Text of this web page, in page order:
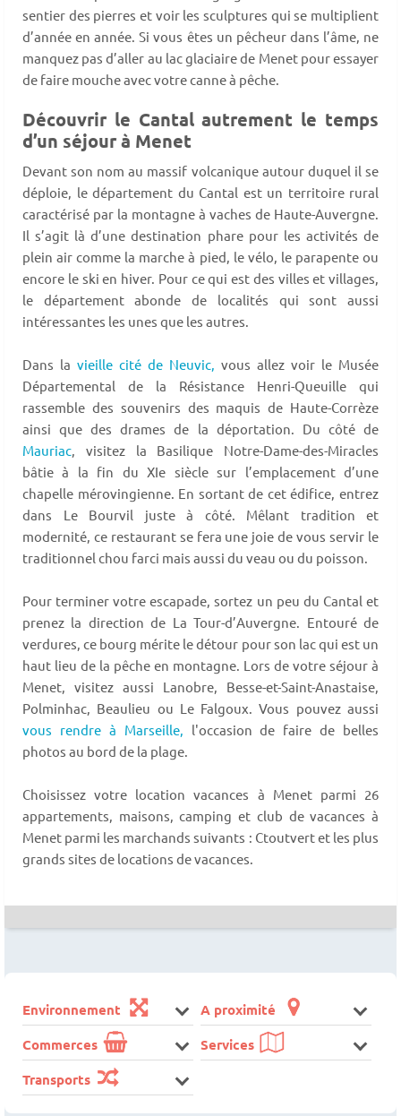
sentier des pierres et voir les sculptures qui se multiplient
d’année en année. Si vous êtes un pêcheur dans l’âme, ne
manquez pas d’aller au lac glaciaire de Menet pour essayer
de faire mouche avec votre canne à pêche.
Découvrir le Cantal autrement le temps
d’un séjour à Menet
Devant son nom au massif volcanique autour duquel il se
déploie, le département du Cantal est un territoire rural
caractérisé par la montagne à vaches de Haute-Auvergne.
Il s’agit là d’une destination phare pour les activités de
plein air comme la marche à pied, le vélo, le parapente ou
encore le ski en hiver. Pour ce qui est des villes et villages,
le département abonde de localités qui sont aussi
intéressantes les unes que les autres.
Dans la vieille cité de Neuvic, vous allez voir le Musée
Départemental de la Résistance Henri-Queuille qui
rassemble des souvenirs des maquis de Haute-Corrèze
ainsi que des drames de la déportation. Du côté de
Mauriac, visitez la Basilique Notre-Dame-des-Miracles
bâtie à la fin du XIe siècle sur l’emplacement d’une
chapelle mérovingienne. En sortant de cet édifice, entrez
dans Le Bourvil juste à côté. Mêlant tradition et
modernité, ce restaurant se fera une joie de vous servir le
traditionnel chou farci mais aussi du veau ou du poisson.
Pour terminer votre escapade, sortez un peu du Cantal et
prenez la direction de La Tour-d’Auvergne. Entouré de
verdures, ce bourg mérite le détour pour son lac qui est un
haut lieu de la pêche en montagne. Lors de votre séjour à
Menet, visitez aussi Lanobre, Besse-et-Saint-Anastaise,
Polminhac, Beaulieu ou Le Falgoux. Vous pouvez aussi
vous rendre à Marseille, l'occasion de faire de belles
photos au bord de la plage.
Choisissez votre location vacances à Menet parmi 26
appartements, maisons, camping et club de vacances à
Menet parmi les marchands suivants : Ctoutvert et les plus
grands sites de locations de vacances.
Environnement
A proximité
Commerces
Services
Transports